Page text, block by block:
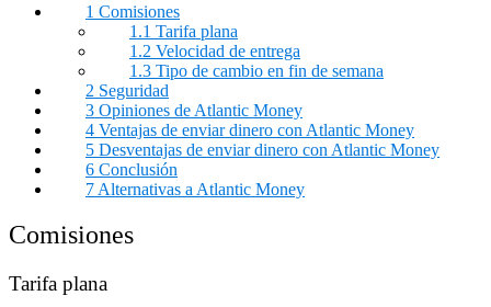
1 Comisiones
1.1 Tarifa plana
1.2 Velocidad de entrega
1.3 Tipo de cambio en fin de semana
2 Seguridad
3 Opiniones de Atlantic Money
4 Ventajas de enviar dinero con Atlantic Money
5 Desventajas de enviar dinero con Atlantic Money
6 Conclusión
7 Alternativas a Atlantic Money
Comisiones
Tarifa plana